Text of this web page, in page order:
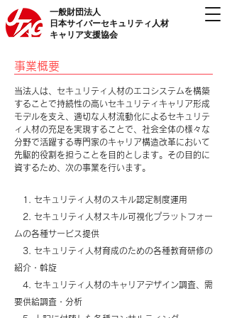
一般財団法人
日本サイバーセキュリティ人材
キャリア支援協会
事業概要
当法人は、セキュリティ人材のエコシステムを構築
することで持続性の高いセキュリティキャリア形成
モデルを支え、適切な人材流動化によるセキュリテ
ィ人材の充足を実現することで、社会全体の様々な
分野で活躍する専門家のキャリア構造改革において
先駆的役割を担うことを目的とします。その目的に
資するため、次の事業を行います。
1. セキュリティ人材のスキル認定制度運用
2. セキュリティ人材スキル可視化プラットフォー
ムの各種サービス提供
3. セキュリティ人材育成のための各種教育研修の
紹介・斡旋
4. セキュリティ人材のキャリアデザイン調査、需
要供給調査・分析